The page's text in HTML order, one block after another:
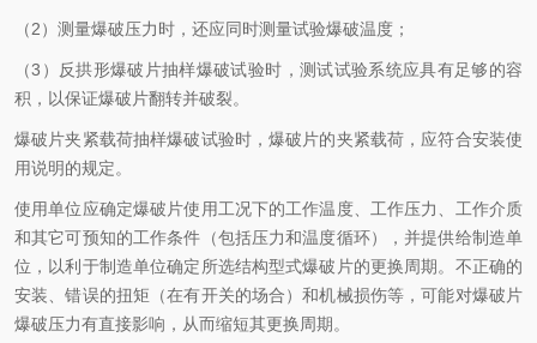
（2）测量爆破压力时，还应同时测量试验爆破温度；
（3）反拱形爆破片抽样爆破试验时，测试试验系统应具有足够的容
积，以保证爆破片翻转并破裂。
爆破片夹紧载荷抽样爆破试验时，爆破片的夹紧载荷，应符合安装使
用说明的规定。
使用单位应确定爆破片使用工况下的工作温度、工作压力、工作介质
和其它可预知的工作条件（包括压力和温度循环），并提供给制造单
位，以利于制造单位确定所选结构型式爆破片的更换周期。不正确的
安装、错误的扭矩（在有开关的场合）和机械损伤等，可能对爆破片
爆破压力有直接影响，从而缩短其更换周期。